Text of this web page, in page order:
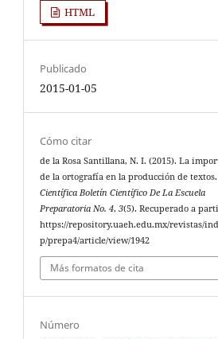
HTML
Publicado
2015-01-05
Cómo citar
de la Rosa Santillana, N. I. (2015). La
de la ortografía en la producción de textos.
Científica Boletín Científico De La Escuela
Preparatoria No. 4,3(5). Recuperado a
https://repository.uaeh.edu.mx/revistas/
p/prepa4/article/view/1942
Más formatos de cita
Número